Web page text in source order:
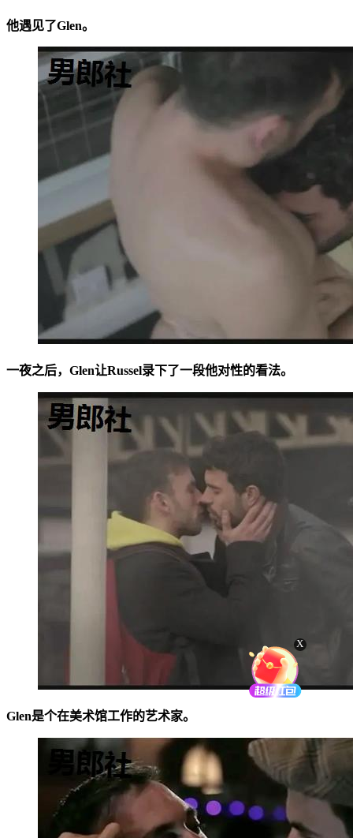
他遇见了Glen。
一夜之后，Glen让Russel录下了一段他对性的看法。
Glen是个在美术馆工作的艺术家。
X